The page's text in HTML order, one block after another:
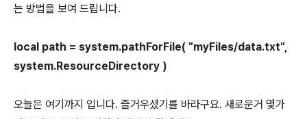
는 방법을 보여 드립니다.
local path = system.pathForFile( "myFiles/data.txt",
system.ResourceDirectory )
오늘은 여기까지 입니다. 즐거우셨기를 바라구요. 새로운거 몇가